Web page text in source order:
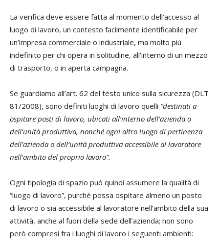
La verifica deve essere fatta al momento dell’accesso al
luogo di lavoro, un contesto facilmente identificabile per
un’impresa commerciale o industriale, ma molto più
indefinito per chi opera in solitudine, all’interno di un mezzo
di trasporto, o in aperta campagna.
Se guardiamo all’art. 62 del testo unico sulla sicurezza (DLT
81/2008), sono definiti luoghi di lavoro quelli “destinati a
ospitare posti di lavoro, ubicati all’interno dell’azienda o
dell’unità produttiva, nonché ogni altro luogo di pertinenza
dell’azienda o dell’unità produttiva accessibile al lavoratore
nell’ambito del proprio lavoro”.
Ogni tipologia di spazio può quindi assumere la qualità di
“luogo di lavoro”, purché possa ospitare almeno un posto
di lavoro o sia accessibile al lavoratore nell’ambito della sua
attività, anche al fuori della sede dell’azienda; non sono
però compresi fra i luoghi di lavoro i seguenti ambienti: